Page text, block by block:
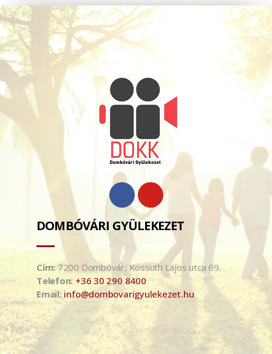
DOMBÓVÁRI GYÜLEKEZET
Cím: 7200 Dombóvár, Kossuth Lajos utca 69.
Telefon: +36 30 290 8400
Email: info@dombovarigyulekezet.hu